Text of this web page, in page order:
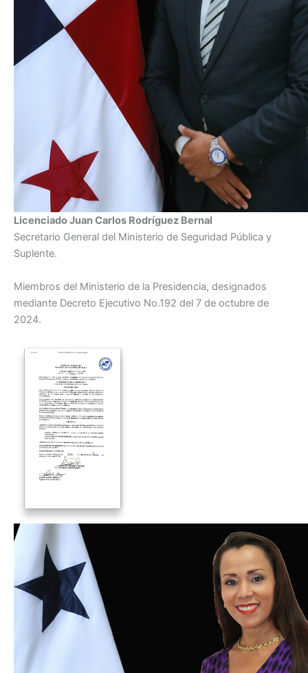
Licenciado Juan Carlos Rodríguez Bernal
Secretario General del Ministerio de Seguridad Pública y
Suplente.
Miembros del Ministerio de la Presidencia, designados
mediante Decreto Ejecutivo No.192 del 7 de octubre de
2024.